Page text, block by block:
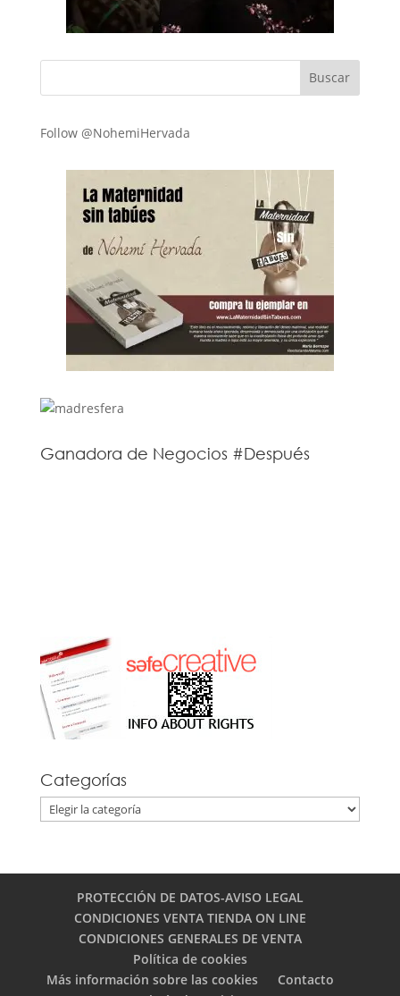
Follow @NohemiHervada
Ganadora de Negocios #Después
Categorías
Categorías
PROTECCIÓN DE DATOS-AVISO LEGAL
CONDICIONES VENTA TIENDA ON LINE
CONDICIONES GENERALES DE VENTA
Política de cookies
Más información sobre las cookies
Contacto